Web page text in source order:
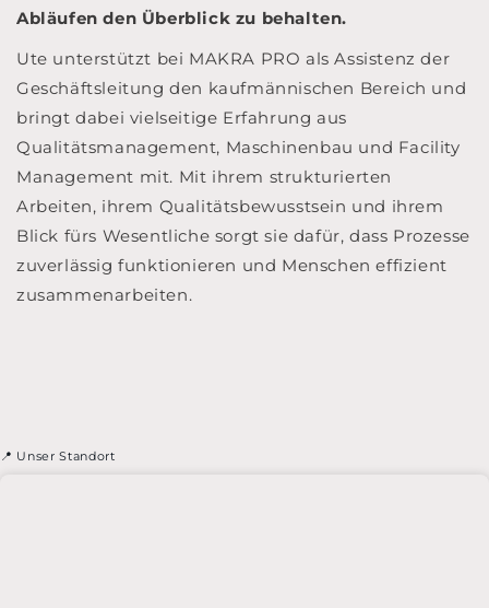
Abläufen den Überblick zu behalten.
Ute unterstützt bei MAKRA PRO als Assistenz der
Geschäftsleitung den kaufmännischen Bereich und
bringt dabei vielseitige Erfahrung aus
Qualitätsmanagement, Maschinenbau und Facility
Management mit. Mit ihrem strukturierten
Arbeiten, ihrem Qualitätsbewusstsein und ihrem
Blick fürs Wesentliche sorgt sie dafür, dass Prozesse
zuverlässig funktionieren und Menschen effizient
zusammenarbeiten.
📍 Unser Standort